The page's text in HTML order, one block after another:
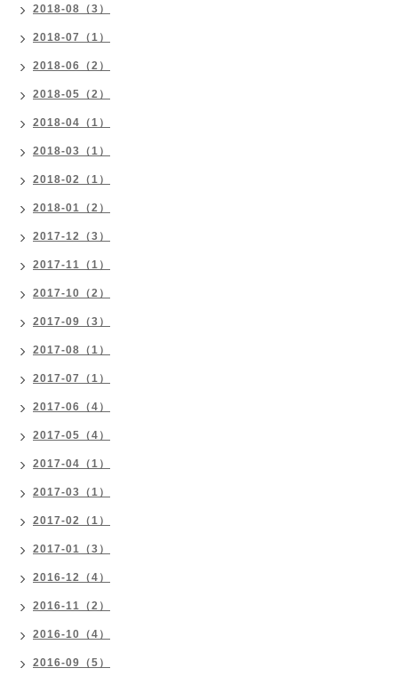
2018-08（3）
2018-07（1）
2018-06（2）
2018-05（2）
2018-04（1）
2018-03（1）
2018-02（1）
2018-01（2）
2017-12（3）
2017-11（1）
2017-10（2）
2017-09（3）
2017-08（1）
2017-07（1）
2017-06（4）
2017-05（4）
2017-04（1）
2017-03（1）
2017-02（1）
2017-01（3）
2016-12（4）
2016-11（2）
2016-10（4）
2016-09（5）